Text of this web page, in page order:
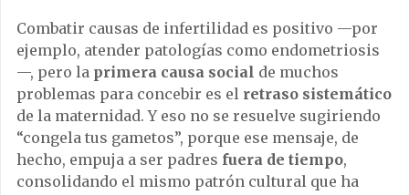
Combatir causas de infertilidad es positivo —por
ejemplo, atender patologías como endometriosis
—, pero la primera causa social de muchos
problemas para concebir es el retraso sistemático
de la maternidad. Y eso no se resuelve sugiriendo
“congela tus gametos”, porque ese mensaje, de
hecho, empuja a ser padres fuera de tiempo,
consolidando el mismo patrón cultural que ha